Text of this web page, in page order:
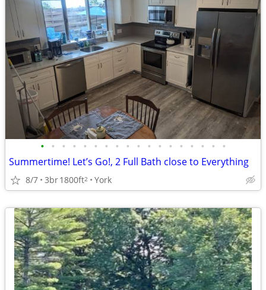
• • • • • • • • • • • • • • • • • •
Summertime! Let’s Go!, 2 Full Bath close to Everything
8/7 3br1800ft2 York